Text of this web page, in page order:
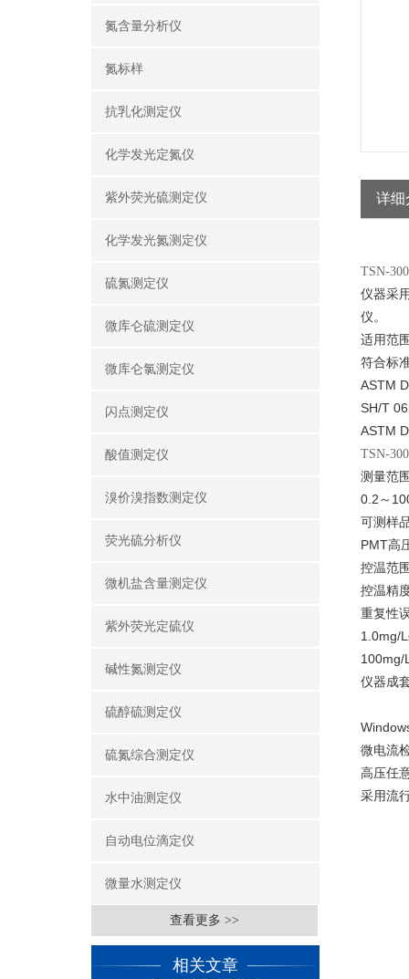
氮含量分析仪
氮标样
抗乳化测定仪
化学发光定氮仪
紫外荧光硫测定仪
化学发光氮测定仪
硫氮测定仪
微库仑硫测定仪
微库仑氯测定仪
闪点测定仪
酸值测定仪
溴价溴指数测定仪
荧光硫分析仪
微机盐含量测定仪
紫外荧光定硫仪
碱性氮测定仪
硫醇硫测定仪
硫氮综合测定仪
水中油测定仪
自动电位滴定仪
微量水测定仪
查看更多 >>
相关文章
详细
TSN-
仪器采
仪。
适用范
符合标
ASTM
SH/T
ASTM
TSN-
测量范
0.2～
可测样
PMT高
控温范
控温精
重复性
1.0mg/
100mg/
仪器成
微电流
高压任
采用流